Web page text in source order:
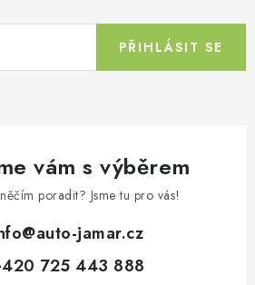
PŘIHLÁSIT SE
vám s výběrem
poradit? Jsme tu pro vás!
@auto-jamar.cz
725 443 888